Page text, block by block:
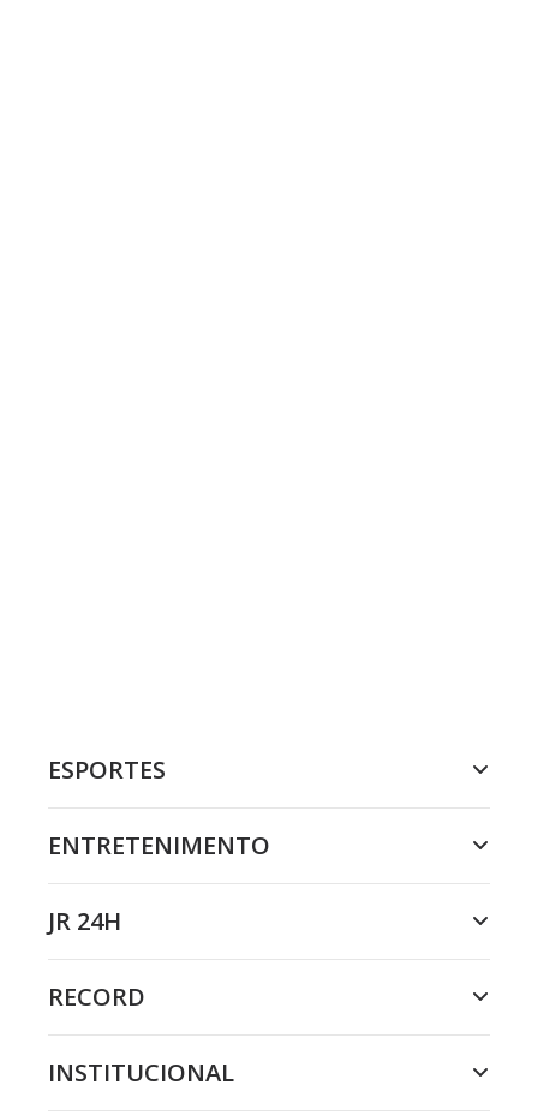
ESPORTES
ENTRETENIMENTO
JR 24H
RECORD
INSTITUCIONAL